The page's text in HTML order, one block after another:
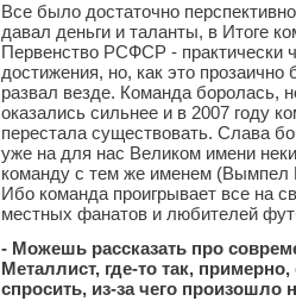
Все было достаточно
давал деньги и таланты, в Итоге
Первенство РСФСР - практически
достижения, но, как это
развал везде. Команда боролась,
оказались сильнее и в 2007 году
перестала существовать. Слава
уже на для нас Великом имени
команду с тем же именем (Вымпел
Ибо команда проигрывает все на
местных фанатов и любителей
- Можешь рассказать про
Металлист, где-то так,
спросить, из-за чего произошло